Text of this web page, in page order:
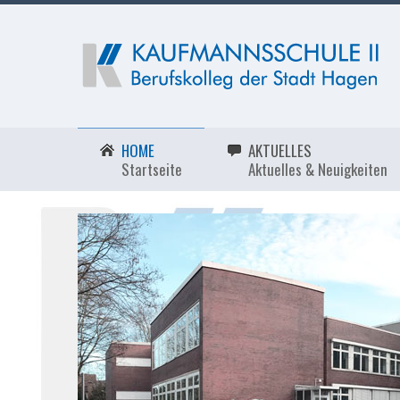
HOME
Startseite
AKTUELLES
Aktuelles & Neuigkeiten